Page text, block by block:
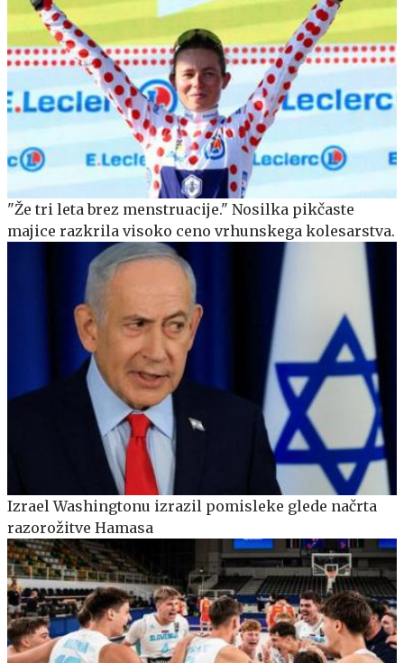
"Že tri leta brez menstruacije." Nosilka pikčaste
majice razkrila visoko ceno vrhunskega kolesarstva.
Izrael Washingtonu izrazil pomisleke glede načrta
razorožitve Hamasa